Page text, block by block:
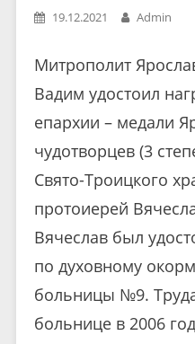
19.12.2021 Admin
Митрополит
Вадим удостоил
епархии – медали
чудотворцев (3
Свято-Троицкого
протоиерей
Вячеслав был
по духовному
больницы №9.
больнице в 2006